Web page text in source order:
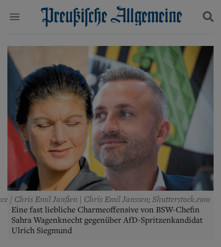
Start
Wer wir sind
Aktuelle Ausgabe
Politik
Kultur
Wirtschaft
Panorama
Gesellschaft
Leben
Geschichte
Ostpreußen
Pommern
Berlin-Brandenburg
Schlesien
Danzig und Westpreußen
Bücher
Suchen und finden
/ Chris Emil Janßen | Chris Emil Janssen; Shutterstock.com
Eine fast liebliche Charmeoffensive von BSW-Chefin
Sahra Wagenknecht gegenüber AfD-Spritzenkandidat
Ulrich Siegmund